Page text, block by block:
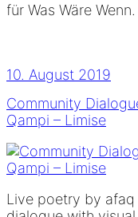
für Was Wäre
10. August 2019
Community
Qampi – Limise
Live poetry by